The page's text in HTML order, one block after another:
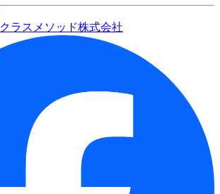
クラスメソッド株式会社